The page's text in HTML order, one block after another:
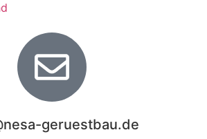
geruestbau.de